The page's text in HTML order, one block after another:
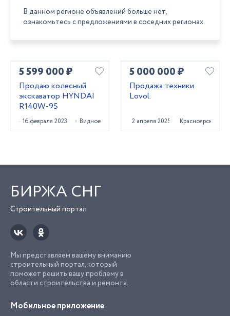
В данном регионе объявлений больше нет,
ознакомьтесь с предложениями в соседних регионах
5 599 000 ₽
Продаю колесный
экскаватор HYNDAI
R140W-9S
16 февраля 2023 Видное
5 000 000 ₽
Продажа техники
Lovol.
2 апреля 2025 Красноярск
БИРЖА СНГ
Строительный портал
Мы представляем вашему вниманию
строительный портал, который
поможет решить вашу проблему в
области строительства и ремонта.
Мобильное приложение